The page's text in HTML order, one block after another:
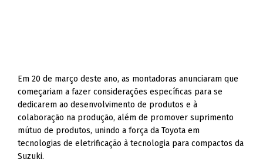
Em 20 de março deste ano, as montadoras anunciaram que
começariam a fazer considerações específicas para se
dedicarem ao desenvolvimento de produtos e à
colaboração na produção, além de promover suprimento
mútuo de produtos, unindo a força da Toyota em
tecnologias de eletrificação à tecnologia para compactos da
Suzuki.